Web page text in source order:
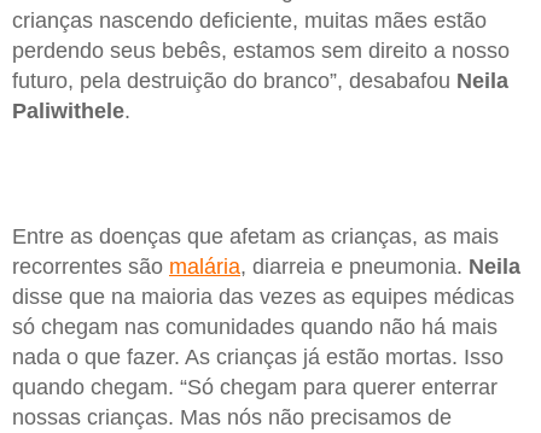
crianças nascendo deficiente, muitas mães estão
perdendo seus bebês, estamos sem direito a nosso
futuro, pela destruição do branco”, desabafou Neila
Paliwithele.
Entre as doenças que afetam as crianças, as mais
recorrentes são malária, diarreia e pneumonia. Neila
disse que na maioria das vezes as equipes médicas
só chegam nas comunidades quando não há mais
nada o que fazer. As crianças já estão mortas. Isso
quando chegam. “Só chegam para querer enterrar
nossas crianças. Mas nós não precisamos de